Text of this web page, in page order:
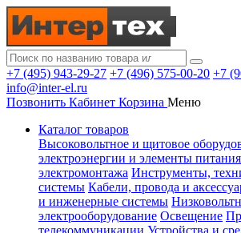
+7 (495) 943-29-27 +7 (496) 575-00-20 +7
info@inter-el.ru
Позвонить Кабинет Корзина Меню
Каталог товаров
Высоковольтное и щитовое
электроэнергии и элементы питания
электромонтажа Инструменты,
системы Кабели, провода и
и инженерные системы
электрооборудование Освещение
телекоммуникации Устройства и